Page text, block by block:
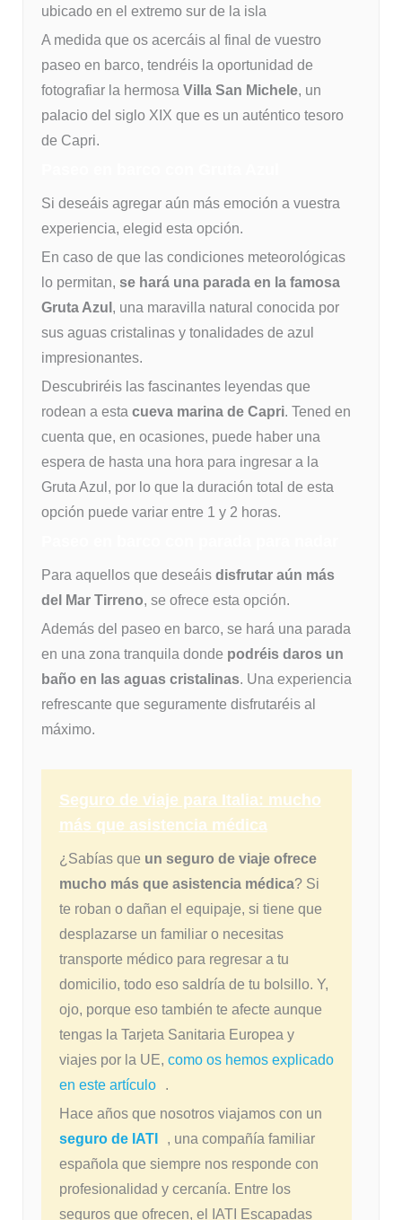
ubicado en el extremo sur de la isla
A medida que os acercáis al final de vuestro
paseo en barco, tendréis la oportunidad de
fotografiar la hermosa Villa San Michele, un
palacio del siglo XIX que es un auténtico tesoro
de Capri.
Si deseáis agregar aún más emoción a vuestra
experiencia, elegid esta opción.
En caso de que las condiciones meteorológicas
lo permitan, se hará una parada en la famosa
Gruta Azul , una maravilla natural conocida por
sus aguas cristalinas y tonalidades de azul
impresionantes.
Descubriréis las fascinantes leyendas que
rodean a esta cueva marina de Capri. Tened en
cuenta que, en ocasiones, puede haber una
espera de hasta una hora para ingresar a la
Gruta Azul, por lo que la duración total de esta
opción puede variar entre 1 y 2 horas.
Para aquellos que deseáisdisfrutar aún más
del Mar Tirreno, se ofrece esta opción.
Además del paseo en barco, se hará una parada
en una zona tranquila donde podréis daros un
baño en las aguas cristalinas. Una experiencia
refrescante que seguramente disfrutaréis al
máximo.
Seguro de viaje para Italia: mucho
más que asistencia médica
¿Sabías que un seguro de viaje ofrece
mucho más que asistencia médica? Si
te roban o dañan el equipaje, si tiene que
desplazarse un familiar o necesitas
transporte médico para regresar a tu
domicilio, todo eso saldría de tu bolsillo. Y,
ojo, porque eso también te afecte aunque
tengas la Tarjeta Sanitaria Europea y
viajes por la UE, como os hemos explicado
en este artículo
.
Hace años que nosotros viajamos con un
seguro de IATI
, una compañía familiar
española que siempre nos responde con
profesionalidad y cercanía. Entre los
seguros que ofrecen, el IATI Escapadas